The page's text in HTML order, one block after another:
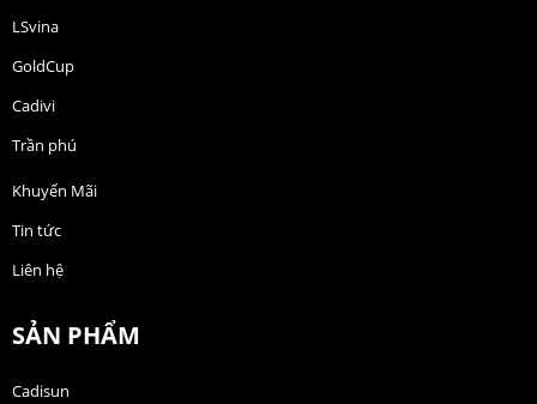
LSvina
GoldCup
Cadivi
Trần phú
Khuyến Mãi
Tin tức
Liên hệ
SẢN PHẨM
Cadisun